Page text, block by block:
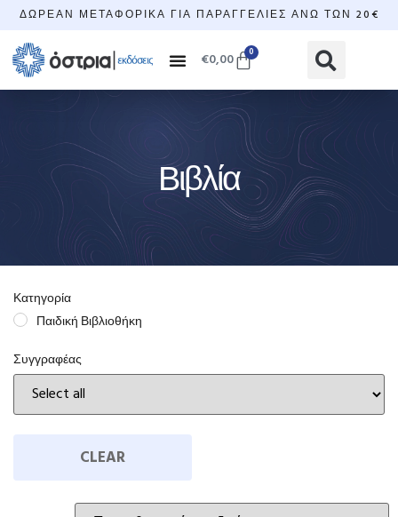
ΔΩΡΕΆΝ ΜΕΤΑΦΟΡΙΚΆ ΓΙΑ ΠΑΡΑΓΓΕΛΊΕΣ ΆΝΩ ΤΩΝ 20€
€0,00 0
Βιβλία
Κατηγορία
Παιδική Βιβλιοθήκη
Συγγραφέας
CLEAR